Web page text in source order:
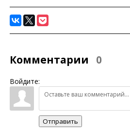
Комментарии 0
Войдите:
Отправить